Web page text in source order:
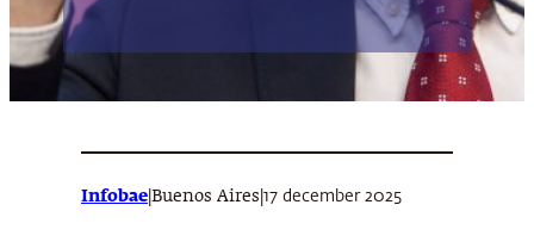
Infobae Buenos Aires 17 december 2025